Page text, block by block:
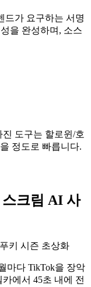
드가 요구하는 서명
을 완성하며, 소스
도구는 할로윈/호
정도로 빠릅니다.
크림 AI 사
키 시즌 초상화
마다 TikTok을 장악
에서 45초 내에 전